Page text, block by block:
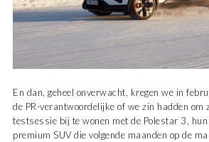
En dan, geheel onverwacht, kregen we in
de PR-verantwoordelijke of we zin hadden om
testsessie bij te wonen met de Polestar 3,
premium SUV die volgende maanden op de